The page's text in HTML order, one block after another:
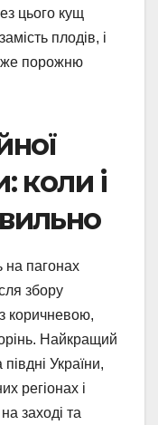
цього кущ
плодів, і
порожню
коли і
на пагонах
збору
коричневою,
Найкращий
України,
регіонах і
заході та